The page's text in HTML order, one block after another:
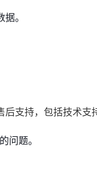
。
支持，包括技术支
问题。